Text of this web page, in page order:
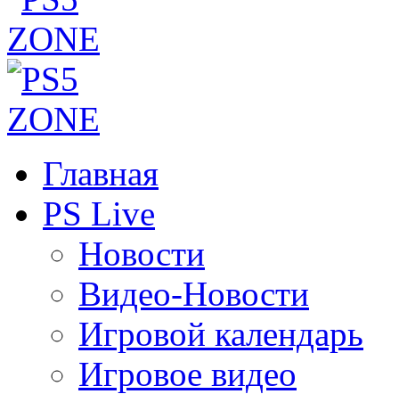
Главная
PS Live
Новости
Видео-Новости
Игровой календарь
Игровое видео